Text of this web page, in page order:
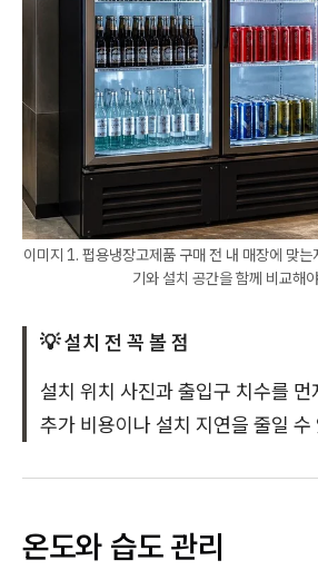
이미지 1. 펍용냉장고제품 구매 전 내 매장에 맞
기와 설치 공간을 함께 비교해
💡 설치 전 꼭 볼 점
설치 위치 사진과 출입구 치수를
추가 비용이나 설치 지연을 줄일 수
온도와 습도 관리